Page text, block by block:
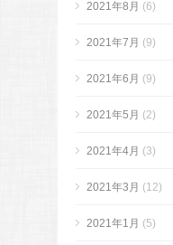
2021年8月 (6)
2021年7月 (9)
2021年6月 (9)
2021年5月 (2)
2021年4月 (3)
2021年3月 (12)
2021年1月 (5)